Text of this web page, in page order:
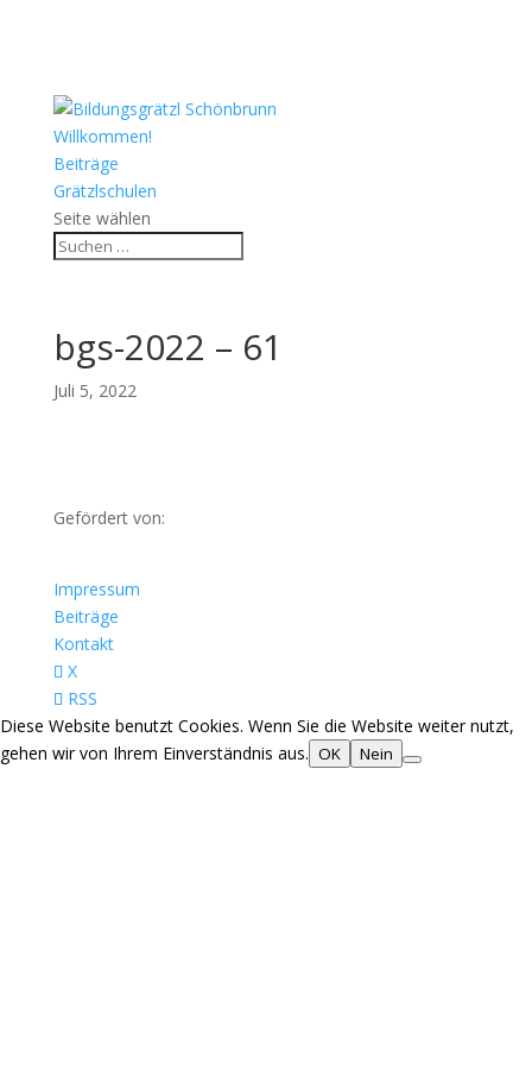
Willkommen!
Beiträge
Grätzlschulen
Seite wählen
bgs-2022 – 61
Juli 5, 2022
Gefördert von:
Impressum
Beiträge
Kontakt
X
RSS
Diese Website benutzt Cookies. Wenn Sie die Website weiter nutzt,
gehen wir von Ihrem Einverständnis aus. OK Nein